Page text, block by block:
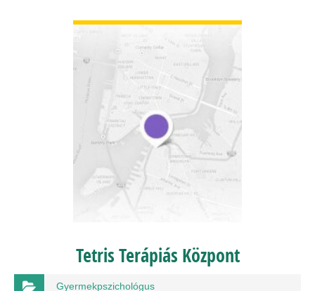
Tetris Terápiás Központ
Gyermekpszichológus